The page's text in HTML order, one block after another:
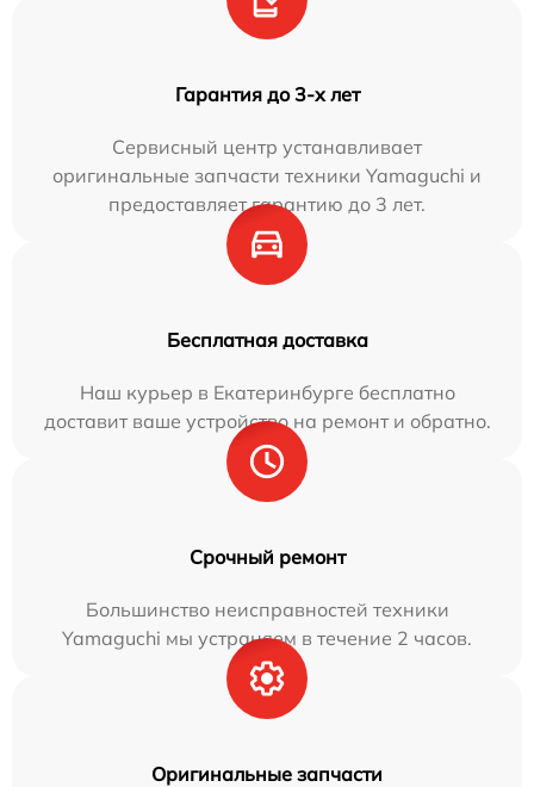
Гарантия до 3-х лет
Сервисный центр устанавливает
оригинальные запчасти техники Yamaguchi и
предоставляет гарантию до 3 лет.
Бесплатная доставка
Наш курьер в Екатеринбурге бесплатно
доставит ваше устройство на ремонт и обратно.
Срочный ремонт
Большинство неисправностей техники
Yamaguchi мы устраняем в течение 2 часов.
Оригинальные запчасти